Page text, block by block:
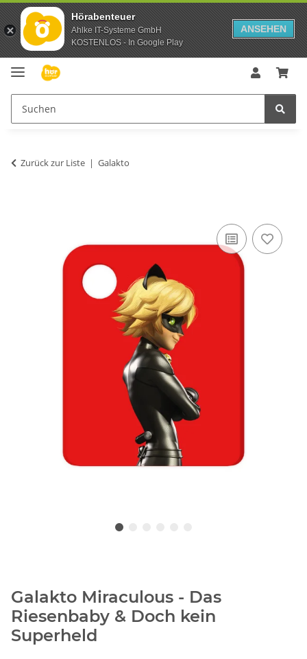
Hörabenteuer
Ahlke IT-Systeme GmbH
KOSTENLOS - In Google Play
ANSEHEN
Zurück zur Liste Galakto
Galakto Miraculous - Das
Riesenbaby & Doch kein
Superheld